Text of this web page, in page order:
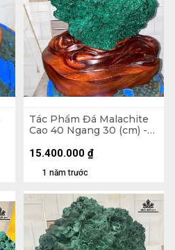
Tác Phẩm Đá Malachite
Cao 40 Ngang 30 (cm) -
1 năm trước
15.400.000 ₫